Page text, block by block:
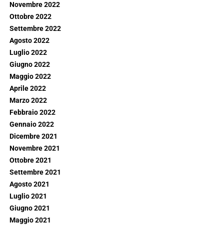
Novembre 2022
Ottobre 2022
Settembre 2022
Agosto 2022
Luglio 2022
Giugno 2022
Maggio 2022
Aprile 2022
Marzo 2022
Febbraio 2022
Gennaio 2022
Dicembre 2021
Novembre 2021
Ottobre 2021
Settembre 2021
Agosto 2021
Luglio 2021
Giugno 2021
Maggio 2021